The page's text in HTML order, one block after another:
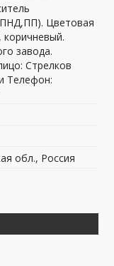
Цветовая
завода.
Стрелков
Телефон:
обл., Россия